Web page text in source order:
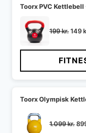
Toorx PVC Kettlebell
199kr.Den
pris
var:
199
149
Toorx Olympisk
1.099kr.